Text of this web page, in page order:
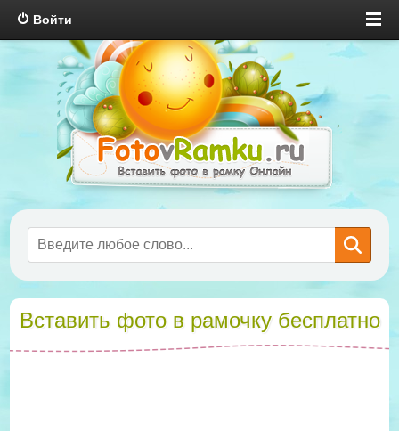
Войти
Вставить фото в рамочку бесплатно